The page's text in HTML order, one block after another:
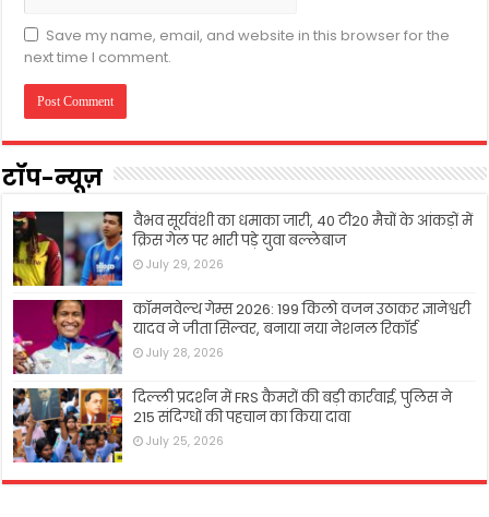
Save my name, email, and website in this browser for the
next time I comment.
टॉप-न्यूज़
वैभव सूर्यवंशी का धमाका जारी, 40 टी20 मैचों के आंकड़ों में
क्रिस गेल पर भारी पड़े युवा बल्लेबाज
July 29, 2026
कॉमनवेल्थ गेम्स 2026: 199 किलो वजन उठाकर ज्ञानेश्वरी
यादव ने जीता सिल्वर, बनाया नया नेशनल रिकॉर्ड
July 28, 2026
दिल्ली प्रदर्शन में FRS कैमरों की बड़ी कार्रवाई, पुलिस ने
215 संदिग्धों की पहचान का किया दावा
July 25, 2026